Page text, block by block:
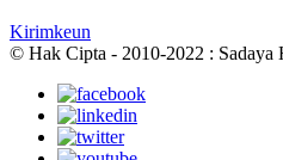
Kirimkeun
© Hak Cipta - 2010-2022 : Sadaya